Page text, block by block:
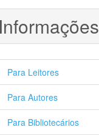
Para Leitores
Para Autores
Para Bibliotecários